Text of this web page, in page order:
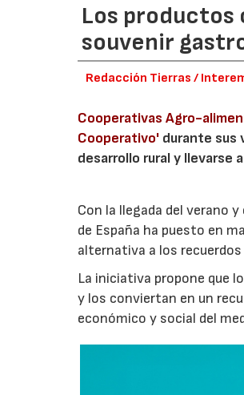
Los
souvenir
Redacción Tierras /
Cooperativas Agro-
Cooperativo' durante sus
desarrollo rural y llevarse
Con la llegada del verano
de España ha puesto en
alternativa a los
La iniciativa propone que
y los conviertan en un
económico y social del